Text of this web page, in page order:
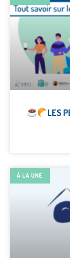
LES
À LA UNE